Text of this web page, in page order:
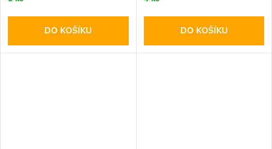
DO KOŠÍKU DO KOŠÍKU